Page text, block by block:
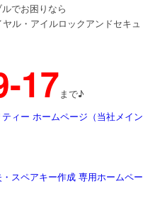
でお困りなら
ル・アイルロックアンドセキュ
17 まで♪
ィー ホームページ（当社メイン
スペアキー作成 専用ホームペー